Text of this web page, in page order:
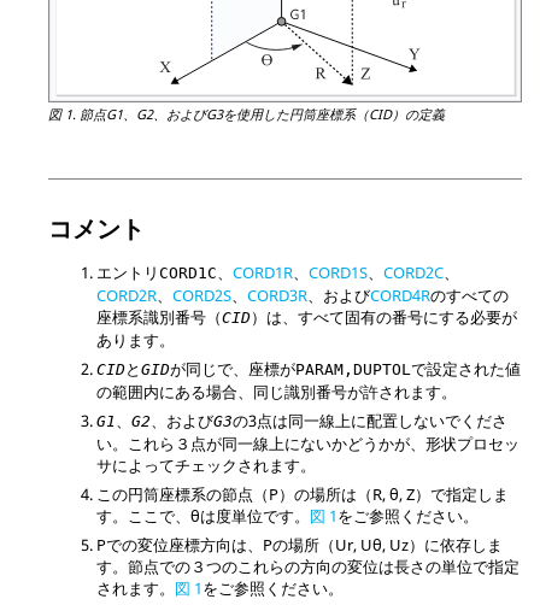
図 1. 節点G1、G2、およびG3を使用した円筒座標系（CID）の定義
コメント
エントリ CORD1C CORD1R CORD1S CORD2C
CORD2R
CORD2S CORD3R 、およびCORD4Rのすべての
座標系識別番号（CID）は、すべて固有の番号にする必要が
あります。
CIDと GIDが同じで、座標がPARAM,DUPTOL で設定された値
の範囲内にある場合、同じ識別番号が許されます。
G1 G2 、およびG3の3点は同一線上に配置しないでくださ
い。これら３点が同一線上にないかどうかが、形状プロセッ
サによってチェックされます。
この円筒座標系の節点（P）の場所は（R, θ, Z）で指定しま
す。ここで、θは度単位です。 図 1をご参照ください。
Pでの変位座標方向は、Pの場所（Ur, Uθ, Uz）に依存しま
す。節点での３つのこれらの方向の変位は長さの単位で指定
されます。 図 1をご参照ください。